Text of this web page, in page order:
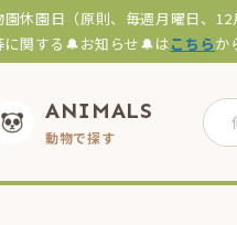
休園日（原則、毎週月曜日、12
に関する🔔お知らせ🔔はこちらか
ANIMALS
動物で探す